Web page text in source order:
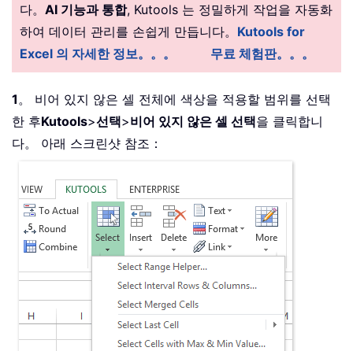
다。 AI 기능과 통합, Kutools 는 정밀하게 작업을 자동화
하여 데이터 관리를 손쉽게 만듭니다。 Kutools for
Excel 의 자세한 정보。。。
무료 체험판。。。
1 。 비어 있지 않은 셀 전체에 색상을 적용할 범위를 선택
한 후Kutools>선택>비어 있지 않은 셀 선택을 클릭합니
다。 아래 스크린샷 참조：